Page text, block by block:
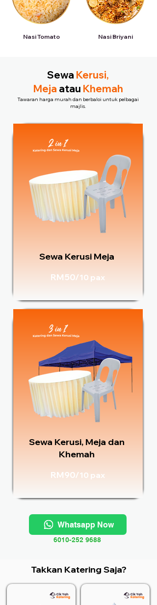
Nasi Tomato Nasi Briyani
Sewa Kerusi,
Meja atau Khemah
Tawaran harga murah dan berbaloi untuk pelbagai
majlis.
Sewa Kerusi Meja
RM50/10 pax
Sewa Kerusi, Meja dan
Khemah
RM90/10 pax
Whatsapp Now
6010-252 9688
Takkan Katering Saja?